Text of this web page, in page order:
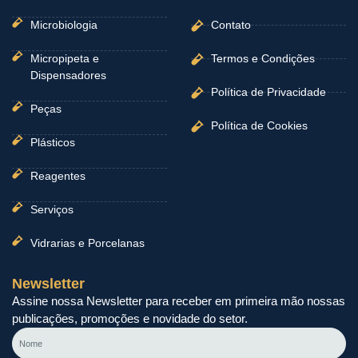
Microbiologia
Micropipeta e
Dispensadores
Peças
Plásticos
Reagentes
Serviços
Vidrarias e Porcelanas
Contato
Termos e Condições
Política de Privacidade
Política de Cookies
Newsletter
Assine nossa Newsletter para receber em primeira mão nossas
publicações, promoções e novidade do setor.
Nome